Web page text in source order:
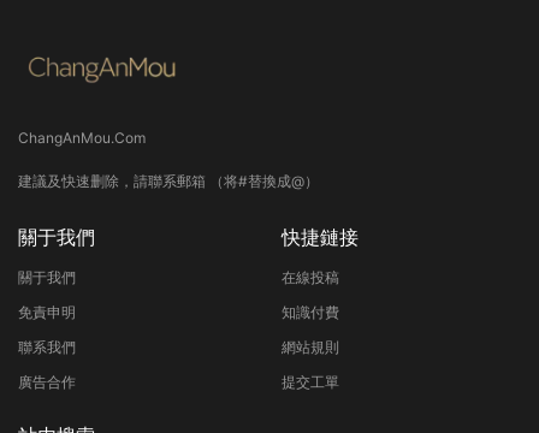
ChangAnMou.Com
建議及快速删除，請聯系郵箱 （将#替換成@）
關于我們
關于我們
免責申明
聯系我們
廣告合作
快捷鏈接
在線投稿
知識付費
網站規則
提交工單